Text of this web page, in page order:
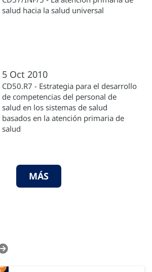
salud hacia la salud universal
5 Oct 2010
CD50.R7 - Estrategia para el desarrollo
de competencias del personal de
salud en los sistemas de salud
basados en la atención primaria de
salud
MÁS